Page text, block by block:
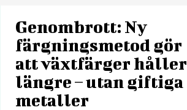
Genombrott: Ny
färgningsmetod gör
att växtfärger håller
längre – utan giftiga
metaller